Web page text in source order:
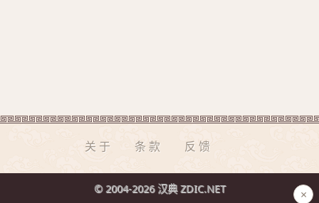
关于 条款 反馈
© 2004-2026 汉典 ZDIC.NET ×